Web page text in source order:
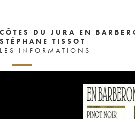
CÔTES DU JURA EN
STÉPHANE TISSOT
LES INFORMATIONS